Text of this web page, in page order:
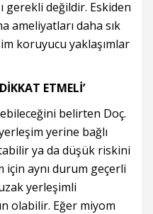
gerekli değildir. Eskiden
ameliyatları daha sık
koruyucu yaklaşımlar
ETMELİ’
belirten Doç.
yerine bağlı
ya da düşük riskini
için aynı durum geçerli
yerleşimli
olabilir. Eğer miyom